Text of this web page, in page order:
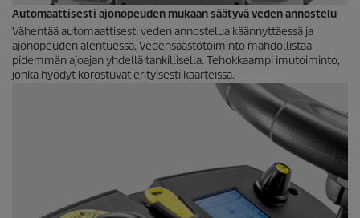
Automaattisesti ajonopeuden mukaan säätyvä veden annostelu
Vähentää automaattisesti veden annostelua käännyttäessä ja
ajonopeuden alentuessa. Vedensäästötoiminto mahdollistaa
pidemmän ajoajan yhdellä tankillisella. Tehokkaampi imutoiminto,
jonka hyödyt korostuvat erityisesti kaarteissa.